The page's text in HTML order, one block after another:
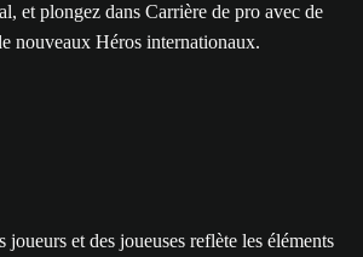
et plongez dans Carrière de pro avec de
nouveaux Héros internationaux.
joueurs et des joueuses reflète les éléments